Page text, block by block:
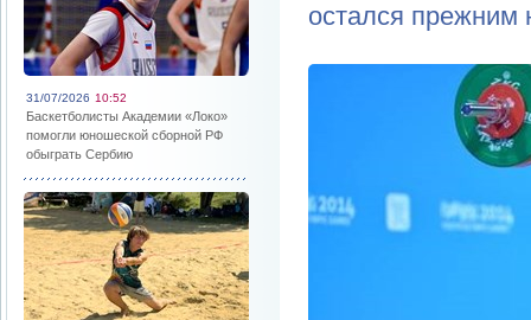
31/07/2026 10:52
Баскетболисты Академии «Локо»
помогли юношеской сборной РФ
обыграть Сербию
остался прежним